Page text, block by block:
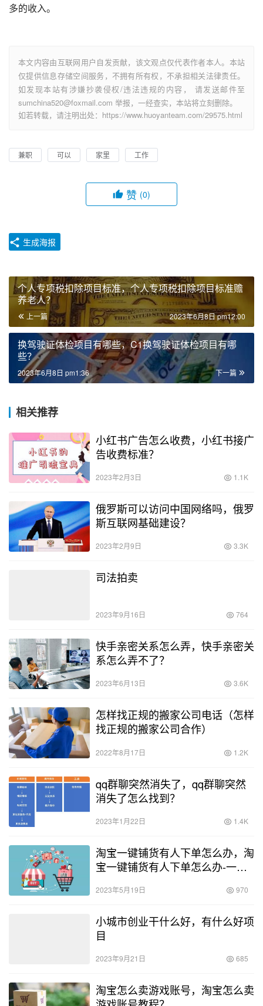
多的收入。
本文内容由互联网用户自发贡献，该文观点仅代表作者本人。本站
仅提供信息存储空间服务，不拥有所有权，不承担相关法律责任。
如发现本站有涉嫌抄袭侵权/违法违规的内容， 请发送邮件至
sumchina520@foxmail.com 举报，一经查实，本站将立刻删除。
如若转载，请注明出处：https://www.huoyanteam.com/29575.html
兼职 可以 家里 工作
赞 (0)
生成海报
个人专项税扣除项目标准，个人专项税扣除项目标准赡
养老人？
上一篇 2023年6月8日 pm12:00
换驾驶证体检项目有哪些，C1换驾驶证体检项目有哪
些？
下一篇
2023年6月8日 pm1:36
相关推荐
小红书广告怎么收费，小红书接广
告收费标准？
2023年2月3日 1.1K
俄罗斯可以访问中国网络吗，俄罗
斯互联网基础建设？
2023年2月9日 3.3K
司法拍卖
2023年9月16日 764
快手亲密关系怎么弄，快手亲密关
系怎么弄不了？
2023年6月13日 3.6K
怎样找正规的搬家公司电话（怎样
找正规的搬家公司合作）
2022年8月17日 1.2K
qq群聊突然消失了，qq群聊突然
消失了怎么找到？
2023年1月22日 1.4K
淘宝一键铺货有人下单怎么办，淘
宝一键铺货有人下单怎么办-一键
2023年5月19日 970
小城市创业干什么好，有什么好项
目
2023年9月21日 685
淘宝怎么卖游戏账号，淘宝怎么卖